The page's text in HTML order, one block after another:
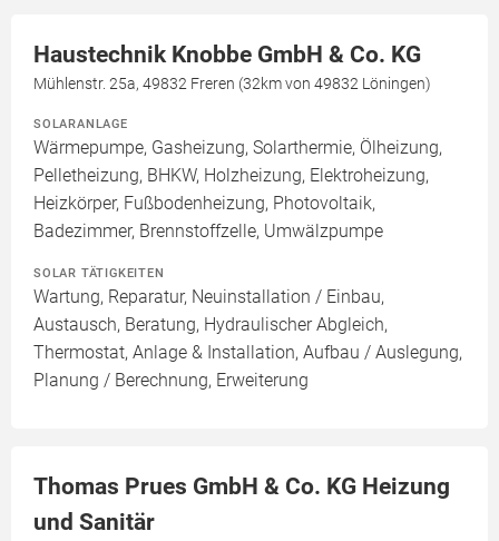
Haustechnik Knobbe GmbH & Co. KG
Mühlenstr. 25a, 49832 Freren (32km von 49832 Löningen)
SOLARANLAGE
Wärmepumpe, Gasheizung, Solarthermie, Ölheizung,
Pelletheizung, BHKW, Holzheizung, Elektroheizung,
Heizkörper, Fußbodenheizung, Photovoltaik,
Badezimmer, Brennstoffzelle, Umwälzpumpe
SOLAR TÄTIGKEITEN
Wartung, Reparatur, Neuinstallation / Einbau,
Austausch, Beratung, Hydraulischer Abgleich,
Thermostat, Anlage & Installation, Aufbau / Auslegung,
Planung / Berechnung, Erweiterung
Thomas Prues GmbH & Co. KG Heizung
und Sanitär